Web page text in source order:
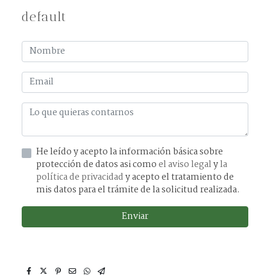
default
He leído y acepto la información básica sobre
protección de datos asi comoel aviso legalyla
política de privacidady acepto el tratamiento de
mis datos para el trámite de la solicitud realizada.
Enviar